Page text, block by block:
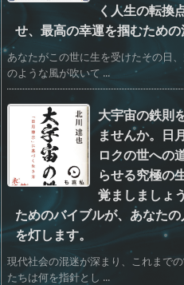
く人生の転換
せ、最高の幸運を掴むための
あなたがこの世に生を受けたその日
のような風が吹いて ...
大宇宙の鉄則
ませんか。日
ロクの世への
らせる究極の
覚ましましょ
ためのバイブルが、あなた
を灯します。
現代社会の混迷が深まり、これまで
たちは何を指針とし ...